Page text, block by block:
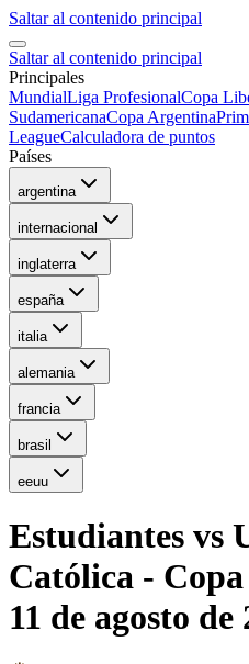
Saltar al contenido principal
Saltar al contenido principal
Principales
MundialLiga ProfesionalCopa
SudamericanaCopa Argentina
LeagueCalculadora de puntos
Países
argentina
internacional
inglaterra
españa
italia
alemania
francia
brasil
eeuu
Estudiantes vs
Católica -
11 de agosto de